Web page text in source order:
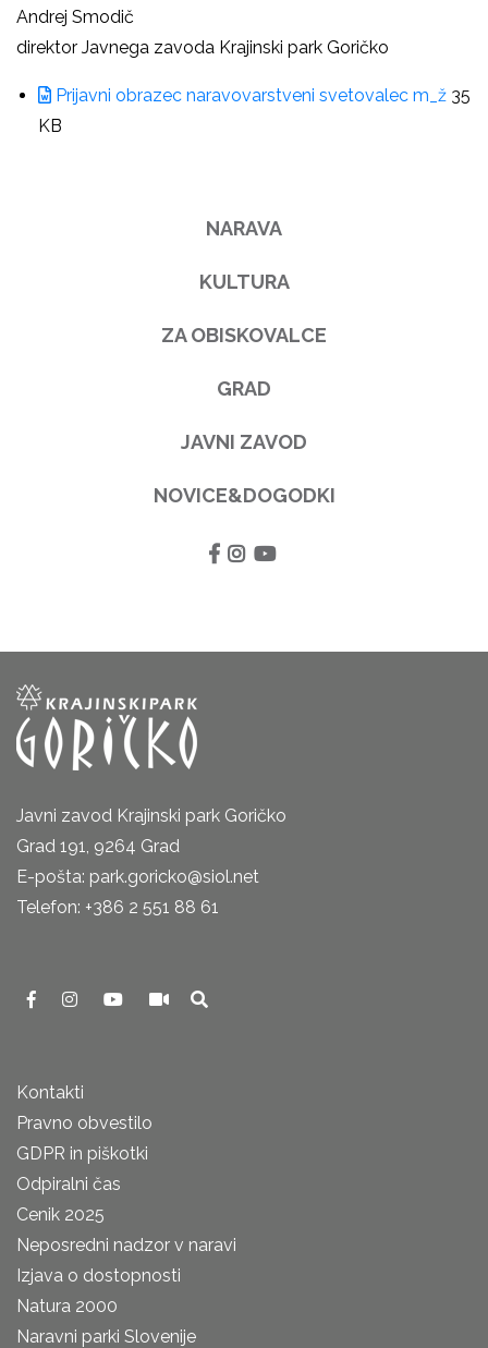
Andrej Smodič
direktor Javnega zavoda Krajinski park Goričko
Prijavni obrazec naravovarstveni svetovalec m_ž 35
KB
NARAVA
KULTURA
ZA OBISKOVALCE
GRAD
JAVNI ZAVOD
NOVICE&DOGODKI
Javni zavod Krajinski park Goričko
Grad 191, 9264 Grad
E-pošta: park.goricko@siol.net
Telefon: +386 2 551 88 61
Kontakti
Pravno obvestilo
GDPR in piškotki
Odpiralni čas
Cenik 2025
Neposredni nadzor v naravi
Izjava o dostopnosti
Natura 2000
Naravni parki Slovenije